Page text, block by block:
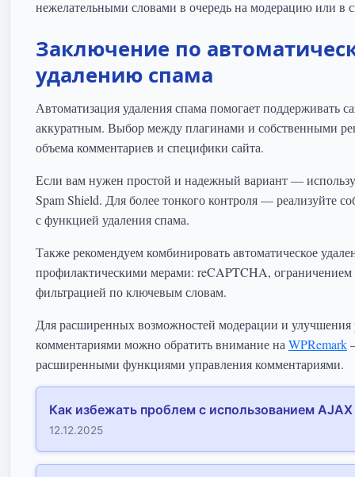
нежелательными словами в очередь на модерацию или в
Заключение по
удалению спама
Автоматизация удаления спама помогает поддерживать
аккуратным. Выбор между плагинами и собственными
объема комментариев и специфики сайта.
Если вам нужен простой и надежный вариант —
Spam Shield. Для более тонкого контроля — реализуйте
с функцией удаления спама.
Также рекомендуем комбинировать автоматическое
профилактическими мерами: reCAPTCHA,
фильтрацией по ключевым словам.
Для расширенных возможностей модерации и улучшения
комментариями можно обратить внимание на WPRemark
расширенными функциями управления комментариями.
Как избежать проблем с использованием
12.12.2025